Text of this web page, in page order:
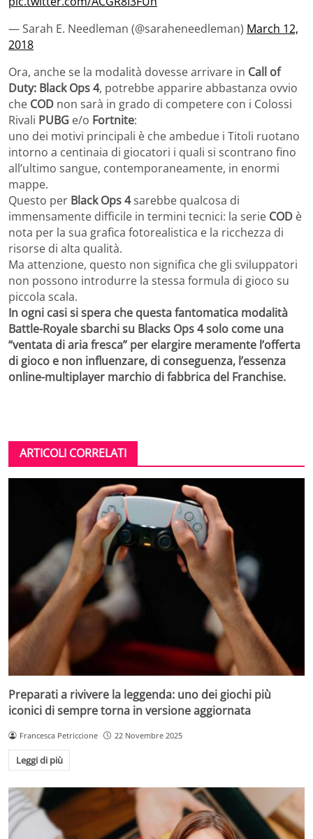
— Sarah E. Needleman (@saraheneedleman) March 12,
2018
Ora, anche se la modalità dovesse arrivare in Call of
Duty: Black Ops 4, potrebbe apparire abbastanza ovvio
che COD non sarà in grado di competere con i Colossi
Rivali PUBG e/o Fortnite:
uno dei motivi principali è che ambedue i Titoli ruotano
intorno a centinaia di giocatori i quali si scontrano fino
all’ultimo sangue, contemporaneamente, in enormi
mappe.
Questo per Black Ops 4sarebbe qualcosa di
immensamente difficile in termini tecnici: la serie COD è
nota per la sua grafica fotorealistica e la ricchezza di
risorse di alta qualità.
Ma attenzione, questo non significa che gli sviluppatori
non possono introdurre la stessa formula di gioco su
piccola scala.
In ogni casi si spera che questa fantomatica modalità
Battle-Royale sbarchi su Blacks Ops 4 solo come una
“ventata di aria fresca” per elargire meramente l’offerta
di gioco e non influenzare, di conseguenza, l’essenza
online-multiplayer marchio di fabbrica del Franchise.
ARTICOLI CORRELATI
Preparati a rivivere la leggenda: uno dei giochi più
iconici di sempre torna in versione aggiornata
Francesca Petriccione 22 Novembre 2025
Leggi di più